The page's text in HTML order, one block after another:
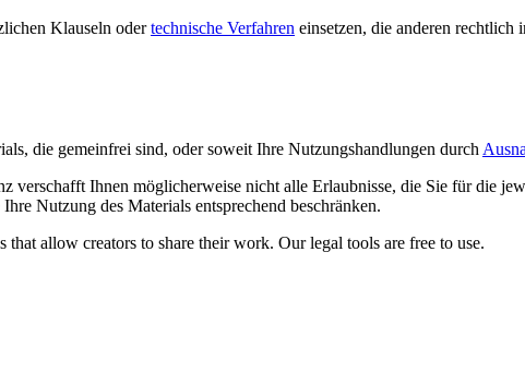
Klauseln odertechnische Verfahren einsetzen, die anderen rechtlich
die gemeinfrei sind, oder soweit Ihre Nutzungshandlungen durch
verschafft Ihnen möglicherweise nicht alle Erlaubnisse, die Sie für die
Nutzung des Materials entsprechend beschränken.
allow creators to share their work. Our legal tools are free to use.